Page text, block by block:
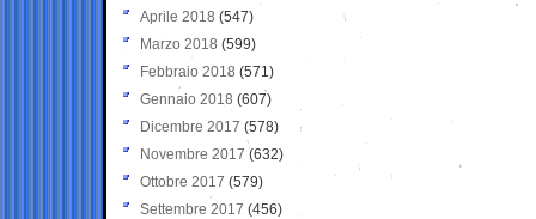
Aprile 2018 (547)
Marzo 2018 (599)
Febbraio 2018 (571)
Gennaio 2018 (607)
Dicembre 2017 (578)
Novembre 2017 (632)
Ottobre 2017 (579)
Settembre 2017 (456)